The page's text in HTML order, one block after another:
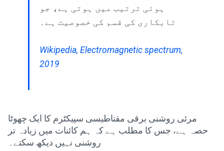
ہوئی ترتیب میں ہوتی ہے، جو
تابکاری کی قسم کی خصوصیت ہے۔
Wikipedia, Electromagnetic spectrum,
2019
مرئی روشنی برقی مقناطیسی سپیکٹرم کا ایک چھوٹا
حصہ ہے، جس کا مطلب ہے کہ ہم کائنات میں زیادہ تر
روشنی نہیں دیکھ سکتے۔